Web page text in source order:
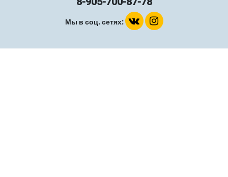
Мы в соц. сетях: